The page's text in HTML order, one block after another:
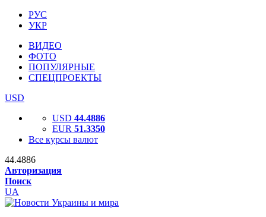
РУС
УКР
ВИДЕО
ФОТО
ПОПУЛЯРНЫЕ
СПЕЦПРОЕКТЫ
USD
USD 44.4886
EUR 51.3350
Все курсы валют
44.4886
Авторизация
Поиск
UA